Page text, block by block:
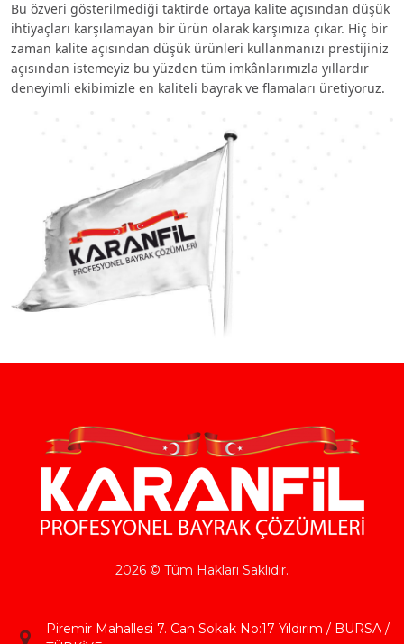
Bu özveri gösterilmediği taktirde ortaya kalite açısından düşük
ihtiyaçları karşılamayan bir ürün olarak karşımıza çıkar. Hiç bir
zaman kalite açısından düşük ürünleri kullanmanızı prestijiniz
açısından istemeyiz bu yüzden tüm imkânlarımızla yıllardır
deneyimli ekibimizle en kaliteli bayrak ve flamaları üretiyoruz.
2026 © Tüm Hakları Saklıdır.
Piremir Mahallesi 7. Can Sokak No:17 Yıldırım / BURSA /